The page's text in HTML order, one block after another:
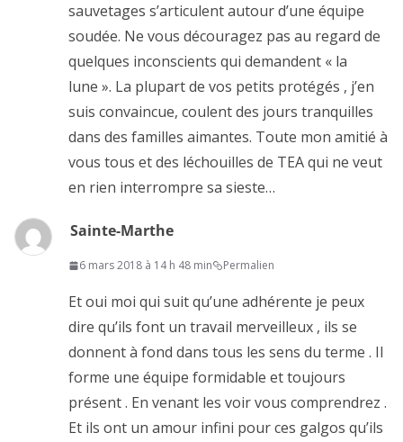
sauvetages s’articulent autour d’une équipe
soudée. Ne vous découragez pas au regard de
quelques inconscients qui demandent « la
lune ». La plupart de vos petits protégés , j’en
suis convaincue, coulent des jours tranquilles
dans des familles aimantes. Toute mon amitié à
vous tous et des léchouilles de TEA qui ne veut
en rien interrompre sa sieste…
Sainte-Marthe
6 mars 2018 à 14 h 48 min Permalien
Et oui moi qui suit qu’une adhérente je peux
dire qu’ils font un travail merveilleux , ils se
donnent à fond dans tous les sens du terme . Il
forme une équipe formidable et toujours
présent . En venant les voir vous comprendrez .
Et ils ont un amour infini pour ces galgos qu’ils